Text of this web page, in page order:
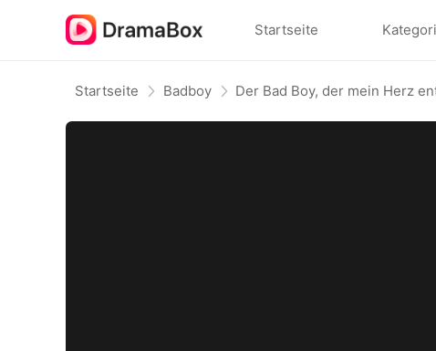
Startseite
Startseite Badboy Der Bad Boy, der mein Herz